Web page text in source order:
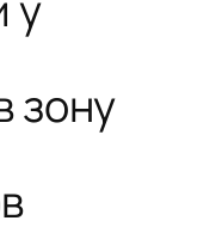
зону